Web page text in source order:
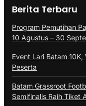
Berita Terbaru
Program Pemutihan
10 Agustus – 30
Event Lari Batam
Peserta
Batam Grassroot
Semifinalis Raih Tiket